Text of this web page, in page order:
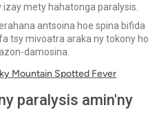
izay mety hahatonga paralysis.
antsoina hoe spina bifida
tsy mivoatra araka ny tokony ho
damosina.
Mountain Spotted Fever
paralysis amin'ny